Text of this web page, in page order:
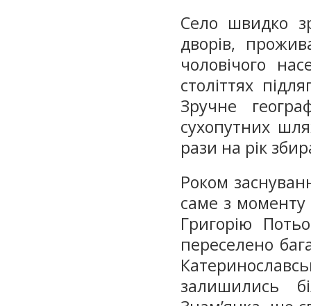
Село швидко
дворів,
чоловічого
століттях
Зручне
сухопутних
рази на рік
Роком
саме з моменту
Григорію
переселено
залишились